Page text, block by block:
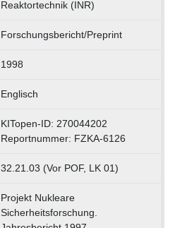
Reaktortechnik (INR)
Forschungsbericht/Preprint
1998
Englisch
KITopen-ID: 270044202
Reportnummer: FZKA-6126
32.21.03 (Vor POF, LK 01)
Projekt Nukleare
Sicherheitsforschung.